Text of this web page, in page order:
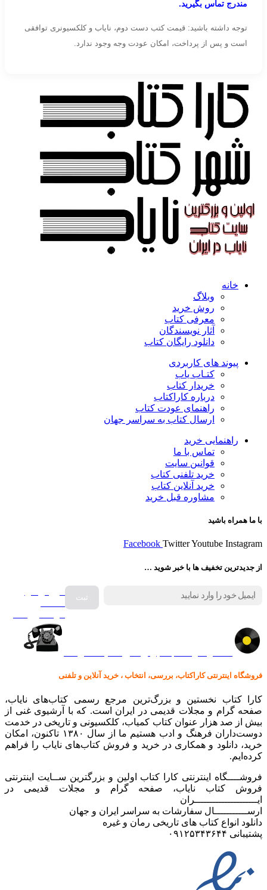
مندرج تماس بگیرید.
توجه داشته باشید: قیمت کتب دست دوم، نایاب و کلکسیونری توافقی
است و پس از پرداخت، امکان عودت وجه وجود ندارد.
خانه
وبلاگ
روش خرید
معرفی کتاب
آثار نویسندگان
دانلود رایگان کتاب
پیوند های کاربردی
کتـاب یاب
خریدار کتاب
درباره کاراکتاب
راهنمای عودت کتاب
ارسال کتاب به سراسر جهان
راهنمایی خرید
تماس با ما
قوانین سایت
خرید تلفنی کتاب
خرید آنلاین کتاب
مشاوره قبل خرید
با ما همراه باشید
Facebook TwitterYoutube Instagram
از جدیدترین تخفیف ها با خبر شوید …
فروش انواع
فروشگاه اینترنتی کاراکتاب، بررسی، انتخاب ، خرید آنلاین و تلفنی
کارا کتاب نخستین و بزرگ‌ترین مرجع رسمی کتاب‌های نایاب،
صفحه گرام و مجلات قدیمی در ایران است. که با آرشیوی غنی از
بیش از صد هزار عنوان کتاب کمیاب، کلکسیونی و تاریخی در خدمت
دوست‌داران فرهنگ و ادب هستیم ما از سال ۱۳۸۰ تاکنون، امکان
خرید، دانلود و همکاری در خرید و فروش کتاب‌های نایاب را فراهم
کرده‌ایم.
فروشــــگاه اینترنتی کارا کتاب اولین و بزرگترین ســایت اینترنتی
فروش کتاب نایاب، صفحه گرام و مجلات قدیمی در
ایـــــــــــــــــــــران
ارســـــــــــال سفارشات به سراسر ایران و جهان
دانلود انواع کتاب های تاریخی رمان و غیره
پشتیبانی ۰۹۱۲۵۳۴۳۶۴۴